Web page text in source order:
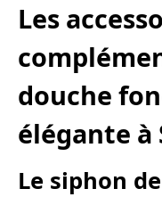
Les
douche
élégante à
Le siphon